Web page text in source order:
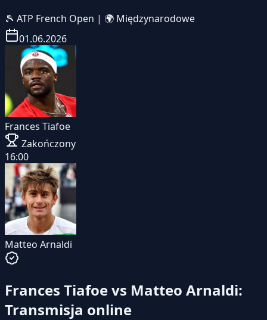
🎾 ATP French Open | 🌍 Międzynarodowe
01.06.2026
Frances Tiafoe
Zakończony
16:00
Matteo Arnaldi
Frances Tiafoe vs Matteo Arnaldi:
Transmisja online